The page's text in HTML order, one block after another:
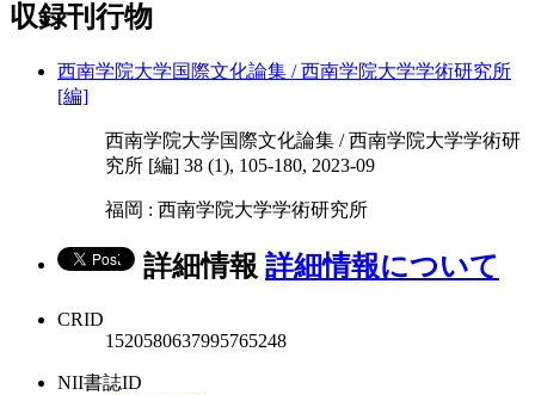
収録刊行物
西南学院大学国際文化論集 / 西南学院大学学術研究所
[編]
西南学院大学国際文化論集 / 西南学院大学学術研
究所 [編] 38 (1), 105-180, 2023-09
福岡 : 西南学院大学学術研究所
詳細情報 詳細情報について
CRID
1520580637995765248
NII書誌ID